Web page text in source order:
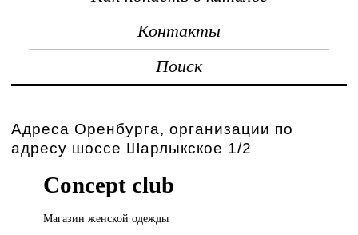
Контакты
Поиск
Адреса Оренбурга, организации по
адресу шоссе Шарлыкское 1/2
Concept club
Магазин женскойодежды